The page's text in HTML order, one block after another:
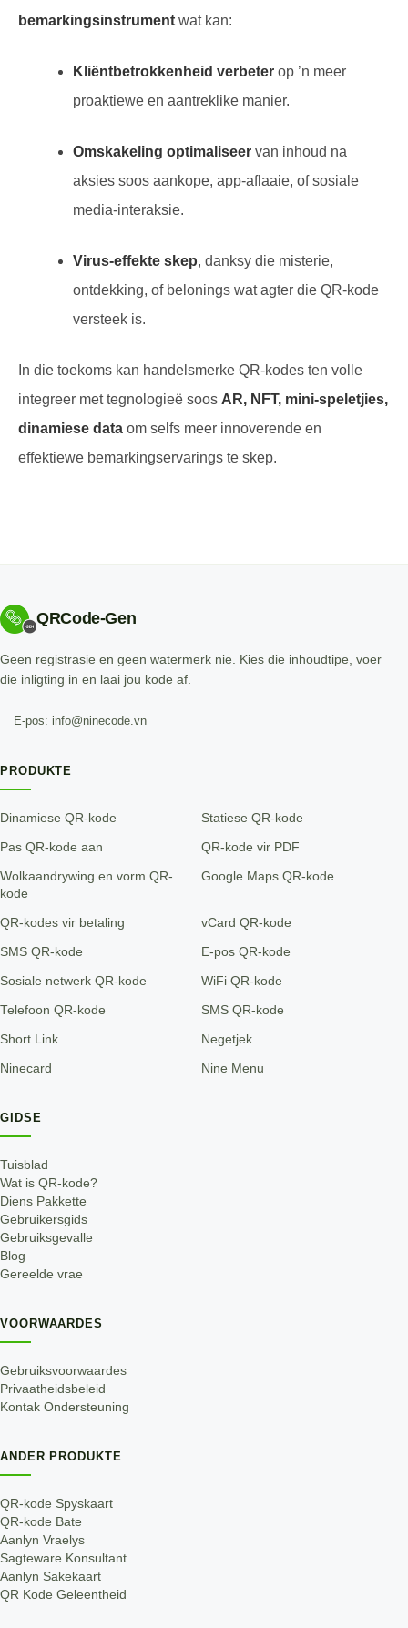
bemarkingsinstrument wat kan:
Kliëntbetrokkenheid verbeter op ’n meer
proaktiewe en aantreklike manier.
Omskakeling optimaliseer van inhoud na
aksies soos aankope, app-aflaaie, of sosiale
media-interaksie.
Virus-effekte skep, danksy die misterie,
ontdekking, of belonings wat agter die QR-kode
versteek is.
In die toekoms kan handelsmerke QR-kodes ten volle
integreer met tegnologieë soos AR, NFT, mini-speletjies,
dinamiese data om selfs meer innoverende en
effektiewe bemarkingservarings te skep.
QRCode-Gen
Geen registrasie en geen watermerk nie. Kies die inhoudtipe, voer
die inligting in en laai jou kode af.
E-pos: info@ninecode.vn
PRODUKTE
Dinamiese QR-kode Statiese QR-kode
Pas QR-kode aan QR-kode vir PDF
Wolkaandrywing en vorm QR-
kode
Google Maps QR-kode
QR-kodes vir betaling vCard QR-kode
SMS QR-kode E-pos QR-kode
Sosiale netwerk QR-kode WiFi QR-kode
Telefoon QR-kode SMS QR-kode
Short Link Negetjek
Ninecard Nine Menu
GIDSE
Tuisblad
Wat is QR-kode?
Diens Pakkette
Gebruikersgids
Gebruiksgevalle
Blog
Gereelde vrae
VOORWAARDES
Gebruiksvoorwaardes
Privaatheidsbeleid
Kontak Ondersteuning
ANDER PRODUKTE
QR-kode Spyskaart
QR-kode Bate
Aanlyn Vraelys
Sagteware Konsultant
Aanlyn Sakekaart
QR Kode Geleentheid